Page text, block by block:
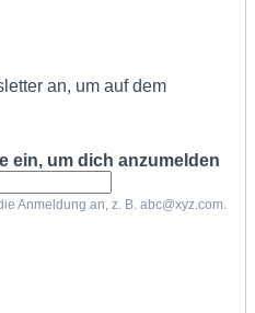
an, um auf dem
ein, um dich anzumelden
Anmeldung an, z. B. abc@xyz.com.